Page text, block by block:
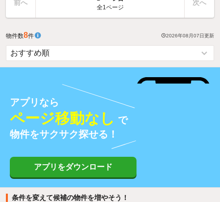
前へ
全1ページ
次へ
物件数8件 2026年08月07日更新
アプリなら
ページ移動なし で
物件をサクサク探せる！
アプリをダウンロード
条件を変えて候補の物件を増やそう！